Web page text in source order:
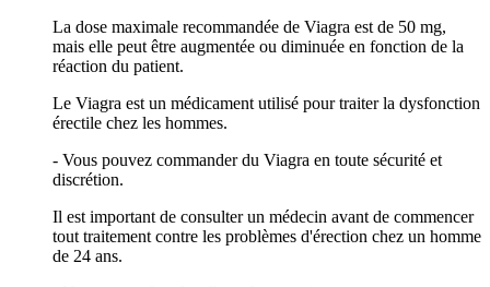
La dose maximale recommandée de Viagra est de 50 mg,
mais elle peut être augmentée ou diminuée en fonction de la
réaction du patient.
Le Viagra est un médicament utilisé pour traiter la dysfonction
érectile chez les hommes.
- Vous pouvez commander du Viagra en toute sécurité et
discrétion.
Il est important de consulter un médecin avant de commencer
tout traitement contre les problèmes d'érection chez un homme
de 24 ans.